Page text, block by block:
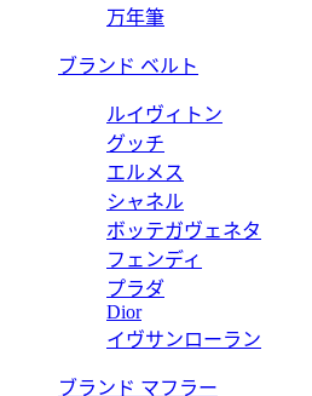
万年筆
ブランド ベルト
ルイヴィトン
グッチ
エルメス
シャネル
ボッテガヴェネタ
フェンディ
プラダ
Dior
イヴサンローラン
ブランド マフラー